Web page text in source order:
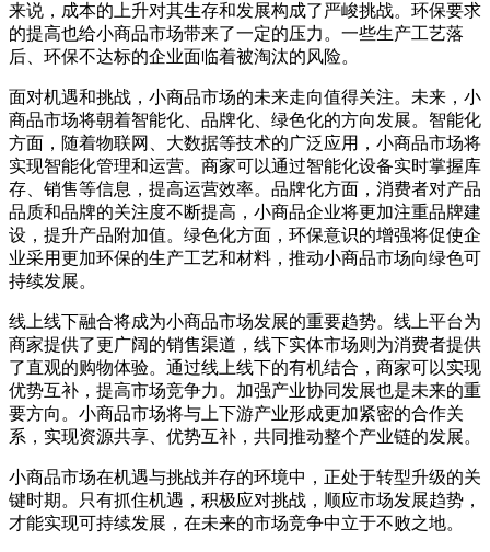
来说，成本的上升对其生存和发展构成了严峻挑战。环保要求
的提高也给小商品市场带来了一定的压力。一些生产工艺落
后、环保不达标的企业面临着被淘汰的风险。
面对机遇和挑战，小商品市场的未来走向值得关注。未来，小
商品市场将朝着智能化、品牌化、绿色化的方向发展。智能化
方面，随着物联网、大数据等技术的广泛应用，小商品市场将
实现智能化管理和运营。商家可以通过智能化设备实时掌握库
存、销售等信息，提高运营效率。品牌化方面，消费者对产品
品质和品牌的关注度不断提高，小商品企业将更加注重品牌建
设，提升产品附加值。绿色化方面，环保意识的增强将促使企
业采用更加环保的生产工艺和材料，推动小商品市场向绿色可
持续发展。
线上线下融合将成为小商品市场发展的重要趋势。线上平台为
商家提供了更广阔的销售渠道，线下实体市场则为消费者提供
了直观的购物体验。通过线上线下的有机结合，商家可以实现
优势互补，提高市场竞争力。加强产业协同发展也是未来的重
要方向。小商品市场将与上下游产业形成更加紧密的合作关
系，实现资源共享、优势互补，共同推动整个产业链的发展。
小商品市场在机遇与挑战并存的环境中，正处于转型升级的关
键时期。只有抓住机遇，积极应对挑战，顺应市场发展趋势，
才能实现可持续发展，在未来的市场竞争中立于不败之地。